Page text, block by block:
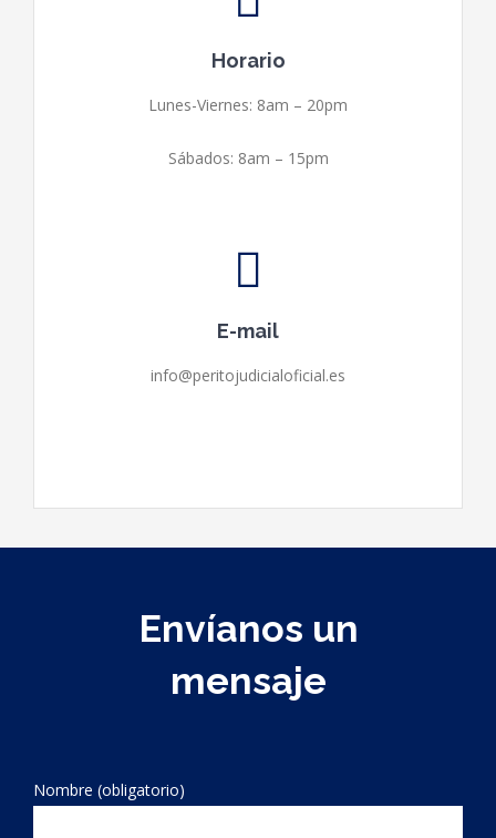
Horario
Lunes-Viernes: 8am – 20pm
Sábados: 8am – 15pm
E-mail
info@peritojudicialoficial.es
Envíanos un
mensaje
Nombre (obligatorio)